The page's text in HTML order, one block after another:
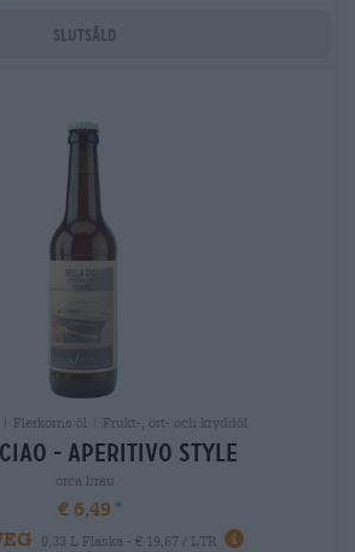
Slutsåld
Flerkorns öl | Frukt-, ört- och kryddöl
- aperitivo style
orca brau
€ 6,49
0,33 L Flaska - € 19,67 / LTR